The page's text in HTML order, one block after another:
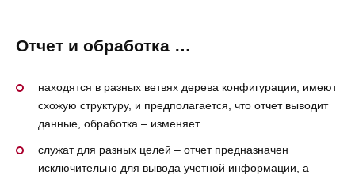
Отчет и обработка …
находятся в разных ветвях дерева конфигурации, имеют
схожую структуру, и предполагается, что отчет выводит
данные, обработка – изменяет
cлужат для разных целей – отчет предназначен
исключительно для вывода учетной информации, а